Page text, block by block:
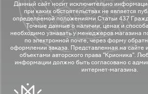
Данный сайт носит исключительно
при каких обстоятельствах не является
определяемой положениями Статьи 437
Точные данные о наличии, ценах и
необходимо узнавать у менеджеров магазина
по электронной почте, через форму
оформлении заказа. Представленная на сайте
объектами авторского права "Крионика".
информации должно быть согласовано с
интернет-магазина.